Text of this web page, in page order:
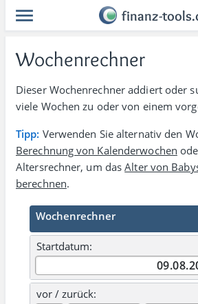
finanz-
Wochenrechner
Dieser Wochenrechner addiert oder
viele Wochen zu oder von einem
Tipp: Verwenden Sie alternativ den
Berechnung von Kalender­wochen
Altersrechner, um dasAlter von
berechnen.
Wochenrechner
Startdatum:
vor / zurück: